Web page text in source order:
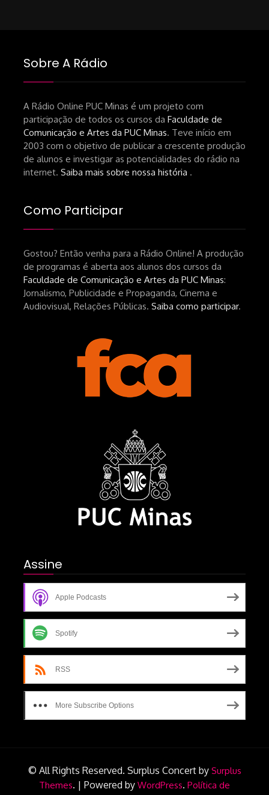
Sobre A Rádio
A Rádio Online PUC Minas é um projeto com
participação de todos os cursos da Faculdade de
Comunicação e Artes da PUC Minas. Teve início em
2003 com o objetivo de publicar a crescente produção
de alunos e investigar as potencialidades do rádio na
internet. Saiba mais sobre nossa história .
Como Participar
Gostou? Então venha para a Rádio Online! A produção
de programas é aberta aos alunos dos cursos da
Faculdade de Comunicação e Artes da PUC Minas:
Jornalismo, Publicidade e Propaganda, Cinema e
Audiovisual, Relações Públicas. Saiba como participar.
Assine
Apple Podcasts
Spotify
RSS
More Subscribe Options
© All Rights Reserved. Surplus Concert by Surplus
Themes. | Powered by WordPress. Política de